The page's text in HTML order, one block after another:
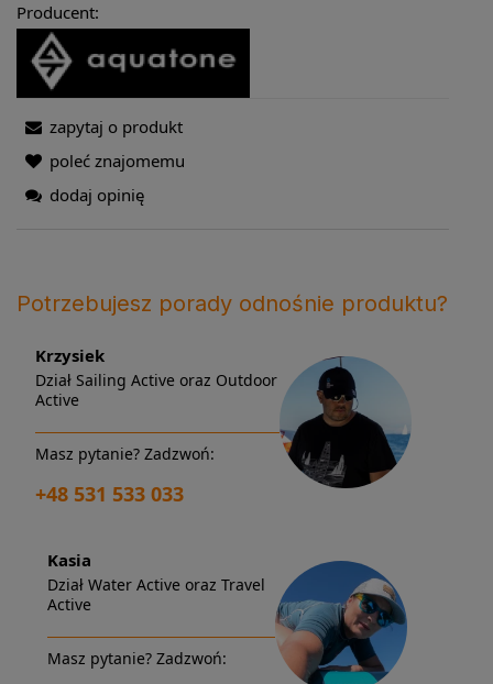
Producent:
zapytaj o produkt
poleć znajomemu
dodaj opinię
Potrzebujesz porady odnośnie produktu?
Krzysiek
Dział Sailing Active oraz Outdoor
Active
Masz pytanie? Zadzwoń:
+48 531 533 033
Kasia
Dział Water Active oraz Travel
Active
Masz pytanie? Zadzwoń: